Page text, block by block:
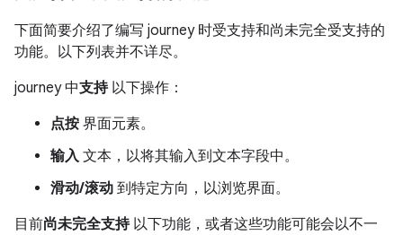
下面简要介绍了编写 journey 时受支持和尚未完全受支持的
功能。以下列表并不详尽。
journey 中支持以下操作：
点按 界面元素。
输入文本，以将其输入到文本字段中。
滑动/滚动 到特定方向，以浏览界面。
目前尚未完全支持以下功能，或者这些功能可能会以不一